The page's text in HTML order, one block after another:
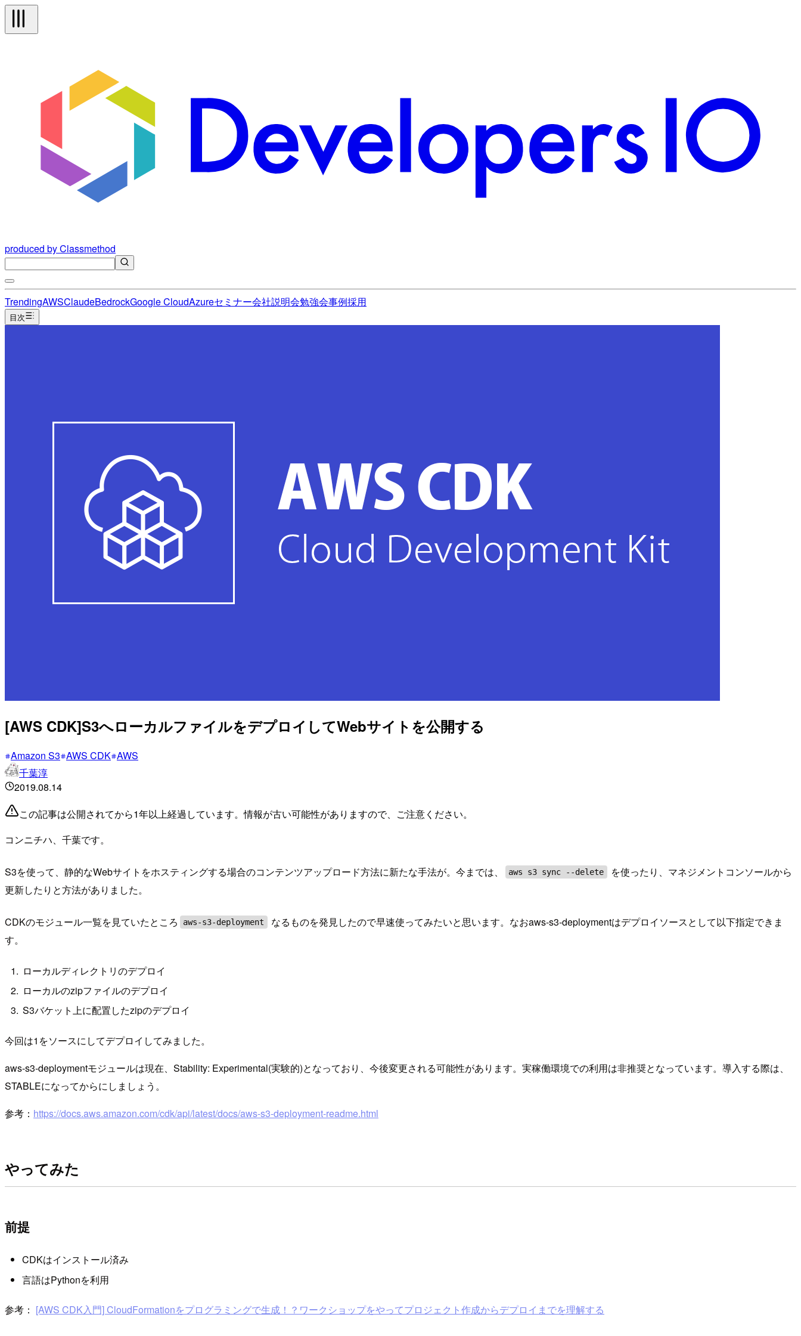
produced by Classmethod
TrendingAWSClaudeBedrockGoogle CloudAzureセミナー会社説明会勉強会事例採用
目次
[AWS CDK]S3へローカルファイルをデプロイしてWebサイトを公開する
Amazon S3 AWS CDK AWS
千葉淳
2019.08.14
この記事は公開されてから1年以上経過しています。情報が古い可能性がありますので、ご注意ください。
コンニチハ、千葉です。
S3を使って、静的なWebサイトをホスティングする場合のコンテンツアップロード方法に新たな手法が。今までは、 aws s3 sync --delete
を使ったり、マネジメントコンソールから
更新したりと方法がありました。
CDKのモジュール一覧を見ていたところ aws-s3-deployment
なるものを発見したので早速使ってみたいと思います。なおaws-s3-deploymentはデプロイソースとして以下指定できま
す。
ローカルディレクトリのデプロイ
ローカルのzipファイルのデプロイ
S3バケット上に配置したzipのデプロイ
今回は1をソースにしてデプロイしてみました。
aws-s3-deploymentモジュールは現在、Stability: Experimental(実験的)となっており、今後変更される可能性があります。実稼働環境での利用は非推奨となっています。導入する際は、
STABLEになってからにしましょう。
参考： https://docs.aws.amazon.com/cdk/api/latest/docs/aws-s3-deployment-readme.html
やってみた
前提
CDKはインストール済み
言語はPythonを利用
参考： [AWS CDK入門] CloudFormationをプログラミングで生成！？ワークショップをやってプロジェクト作成からデプロイまでを理解する